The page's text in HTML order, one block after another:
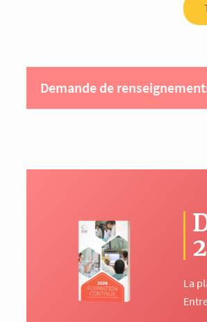
Demande de
La